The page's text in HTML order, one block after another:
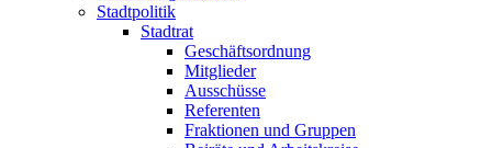
Stadtpolitik
Stadtrat
Geschäftsordnung
Mitglieder
Ausschüsse
Referenten
Fraktionen und Gruppen